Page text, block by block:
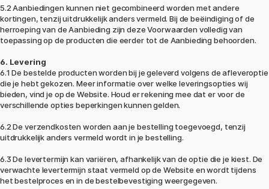
5.2 Aanbiedingen kunnen niet gecombineerd worden met andere
kortingen, tenzij uitdrukkelijk anders vermeld. Bij de beëindiging of de
herroeping van de Aanbieding zijn deze Voorwaarden volledig van
toepassing op de producten die eerder tot de Aanbieding behoorden.
6. Levering
6.1 De bestelde producten worden bij je geleverd volgens de afleveroptie
die je hebt gekozen. Meer informatie over welke leveringsopties wij
bieden, vind je op de Website. Houd er rekening mee dat er voor de
verschillende opties beperkingen kunnen gelden.
6.2 De verzendkosten worden aan je bestelling toegevoegd, tenzij
uitdrukkelijk anders vermeld wordt in je bestelling.
6.3 De levertermijn kan variëren, afhankelijk van de optie die je kiest. De
verwachte levertermijn staat vermeld op de Website en wordt tijdens
het bestelproces en in de bestelbevestiging weergegeven.